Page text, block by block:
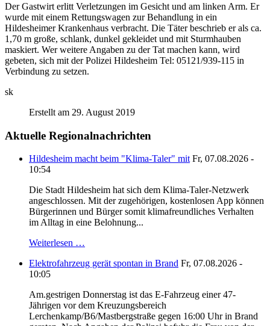
Der Gastwirt erlitt Verletzungen im Gesicht und am linken Arm. Er
wurde mit einem Rettungswagen zur Behandlung in ein
Hildesheimer Krankenhaus verbracht. Die Täter beschrieb er als ca.
1,70 m große, schlank, dunkel gekleidet und mit Sturmhauben
maskiert. Wer weitere Angaben zu der Tat machen kann, wird
gebeten, sich mit der Polizei Hildesheim Tel: 05121/939-115 in
Verbindung zu setzen.
sk
Erstellt am 29. August 2019
Aktuelle Regionalnachrichten
Hildesheim macht beim "Klima-Taler" mit Fr, 07.08.2026 -
10:54
Die Stadt Hildesheim hat sich dem Klima-Taler-Netzwerk
angeschlossen. Mit der zugehörigen, kostenlosen App können
Bürgerinnen und Bürger somit klimafreundliches Verhalten
im Alltag in eine Belohnung...
Weiterlesen …
Elektrofahrzeug gerät spontan in Brand Fr, 07.08.2026 -
10:05
Am.gestrigen Donnerstag ist das E-Fahrzeug einer 47-
Jährigen vor dem Kreuzungsbereich
Lerchenkamp/B6/Mastbergstraße gegen 16:00 Uhr in Brand